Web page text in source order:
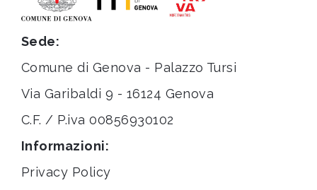
Sede:
Comune di Genova - Palazzo Tursi
Via Garibaldi 9 - 16124 Genova
C.F. / P.iva 00856930102
Informazioni:
Privacy Policy